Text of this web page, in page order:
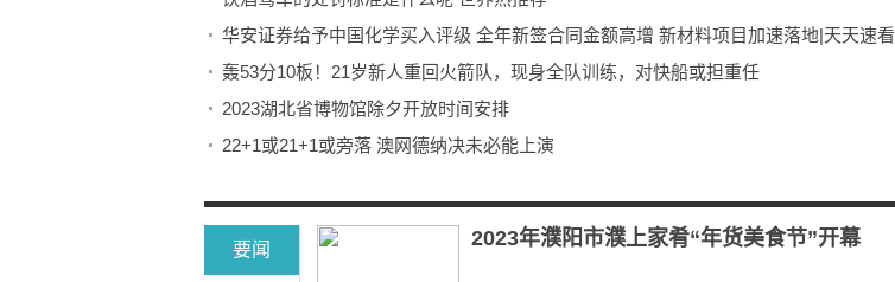
华安证券给予中国化学买入评级 全年新签合同金额高增 新材料项目加速落地|天天速看
轰53分10板！21岁新人重回火箭队，现身全队训练，对快船或担重任
2023湖北省博物馆除夕开放时间安排
22+1或21+1或旁落 澳网德纳决未必能上演
要闻
2023年濮阳市濮上家肴“年货美食节”开幕